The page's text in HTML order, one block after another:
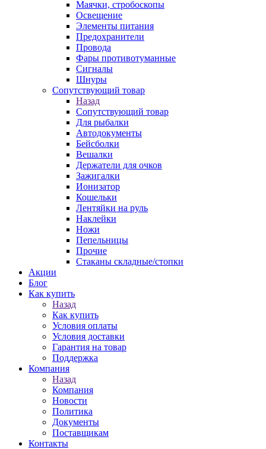
Маячки, стробоскопы
Освещение
Элементы питания
Предохранители
Провода
Фары противотуманные
Сигналы
Шнуры
Сопутствующий товар
Назад
Сопутствующий товар
Для рыбалки
Автодокументы
Бейсболки
Вешалки
Держатели для очков
Зажигалки
Ионизатор
Кошельки
Лентяйки на руль
Наклейки
Ножи
Пепельницы
Прочие
Стаканы складные/стопки
Акции
Блог
Как купить
Назад
Как купить
Условия оплаты
Условия доставки
Гарантия на товар
Поддержка
Компания
Назад
Компания
Новости
Политика
Документы
Поставщикам
Контакты